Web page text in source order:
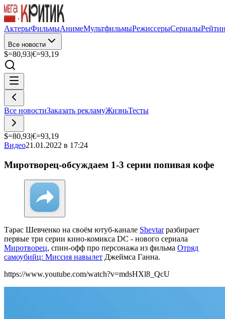
АктерыФильмыАнимеМультфильмыРежиссерыСериалы
Все новости
$=80,93|€=93,19
Все новостиЗаказать рекламуЖизньТесты
$=80,93|€=93,19
Видео21.01.2022 в 17:24
Миротворец-обсуждаем 1-3 серии попивая кофе
Тарас Шевченко на своём ютуб-канале Shevtarразбирает
первые три серии кино-комикса DC - нового сериала
Миротворец, спин-офф про персонажа из фильма Отряд
самоубийц: Миссия навылет Джеймса Ганна.
https://www.youtube.com/watch?v=mdsHXl8_QcU